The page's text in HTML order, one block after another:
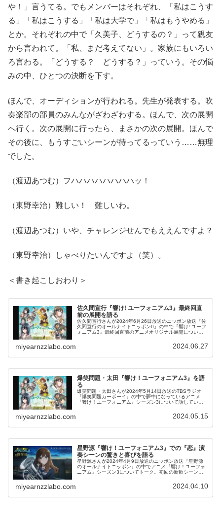
や！」言うてる。でもメンバーはそれぞれ、「私はこうす
る」「私はこうする」「私は大学で」「私はもうやめる」
とか。それぞれの中で「久美子、どうするの？」って親友
から言われて。「私、まだ考えてない」。家族にもいろい
ろ言わる。「どうする？ どうする？」っていう。その悩
みの中、ひとつの決断を下す。
ほんで、オーディションが行われる。先生が発表する。吹
奏楽部の部員のみんながざわざわする。ほんで、次の展開
へ行く。次の展開に行ったら、まさかの次の展開。ほんで
その後に、もうすごいシーンが待ってるっていう……無理
でした。
（渡辺あつむ）フハハハハハハハハッ！
（東野幸治）難しい！ 難しいわ。
（渡辺あつむ）いや、チャレンジせんでもええんですよ？
（東野幸治）しゃべりたいんですよ（笑）。
＜書き起こしおわり＞
佐久間宣行『響け! ユーフォニアム3』最終回直
前の展開を語る
佐久間宣行さんが2024年6月26日放送のニッポン放送『佐
久間宣行のオールナイトニッポン0』の中で『響け! ユーフ
ォニアム3』最終回直前のアニメオリジナル展開について
miyearnzzlabo.com 2024.06.27
爆笑問題・太田『響け！ユーフォニアム3』を語
る
爆笑問題・太田さんが2024年5月14日放送のTBSラジオ
『爆笑問題カーボーイ』の中で夢中になっているアニメ
『響け！ユーフォニアム』シーズン3について話していま
miyearnzzlabo.com 2024.05.15
星野源『響け！ユーフォニアム3』での『恋』演
奏シーンの驚きと喜びを語る
星野源さんが2024年4月9日放送のニッポン放送『星野源
のオールナイトニッポン』の中でアニメ『響け！ユーフォ
ニアム』シーズン3についてトーク。初回の新歓シーンで
miyearnzzlabo.com 2024.04.10